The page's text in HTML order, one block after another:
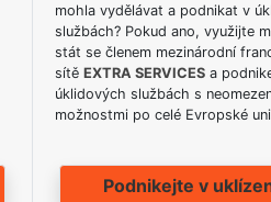
mohla vydělávat a podnikat v
službách? Pokud ano, využijte
stát se členem mezinárodní
sítě EXTRA SERVICESa
úklidových službách s
možnostmi po celé Evropské
Podnikejte v